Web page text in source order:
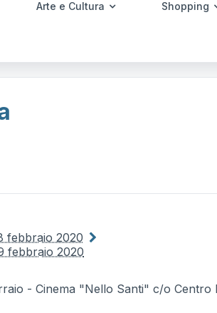
Arte e Cultura Shopping
febbraio 2020
febbraio 2020
- Cinema "Nello Santi" c/o Centro